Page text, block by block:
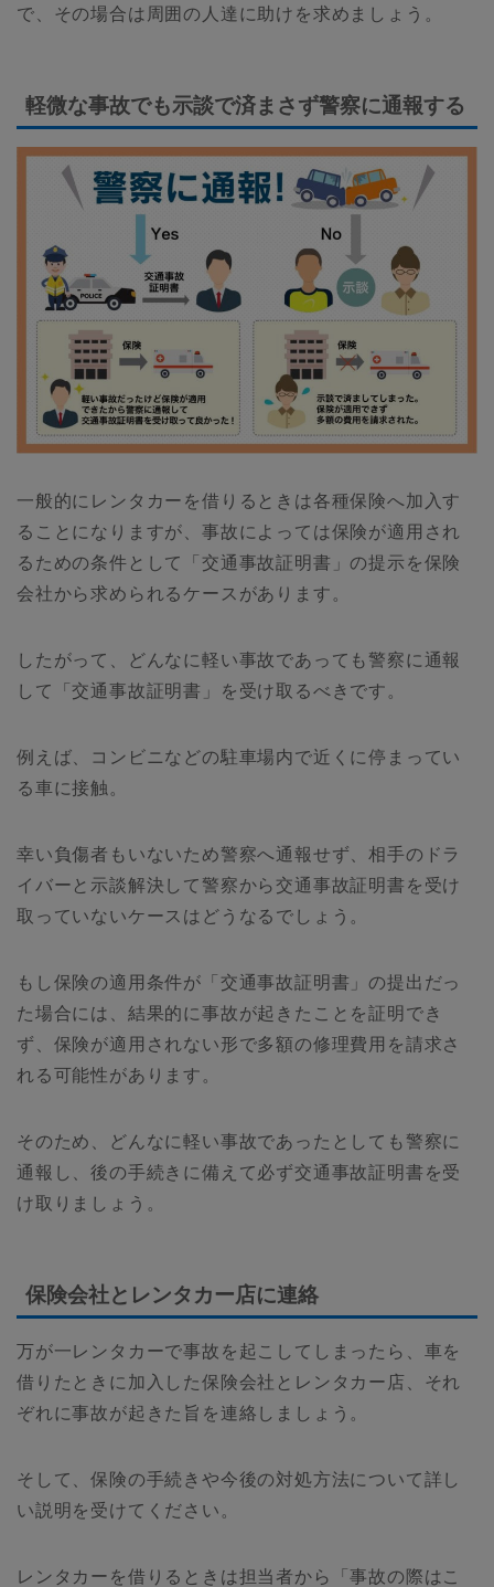
で、その場合は周囲の人達に助けを求めましょう。
軽微な事故でも示談で済まさず警察に通報する
一般的にレンタカーを借りるときは各種保険へ加入す
ることになりますが、事故によっては保険が適用され
るための条件として「交通事故証明書」の提示を保険
会社から求められるケースがあります。
したがって、どんなに軽い事故であっても警察に通報
して「交通事故証明書」を受け取るべきです。
例えば、コンビニなどの駐車場内で近くに停まってい
る車に接触。
幸い負傷者もいないため警察へ通報せず、相手のドラ
イバーと示談解決して警察から交通事故証明書を受け
取っていないケースはどうなるでしょう。
もし保険の適用条件が「交通事故証明書」の提出だっ
た場合には、結果的に事故が起きたことを証明でき
ず、保険が適用されない形で多額の修理費用を請求さ
れる可能性があります。
そのため、どんなに軽い事故であったとしても警察に
通報し、後の手続きに備えて必ず交通事故証明書を受
け取りましょう。
保険会社とレンタカー店に連絡
万が一レンタカーで事故を起こしてしまったら、車を
借りたときに加入した保険会社とレンタカー店、それ
ぞれに事故が起きた旨を連絡しましょう。
そして、保険の手続きや今後の対処方法について詳し
い説明を受けてください。
レンタカーを借りるときは担当者から「事故の際はこ